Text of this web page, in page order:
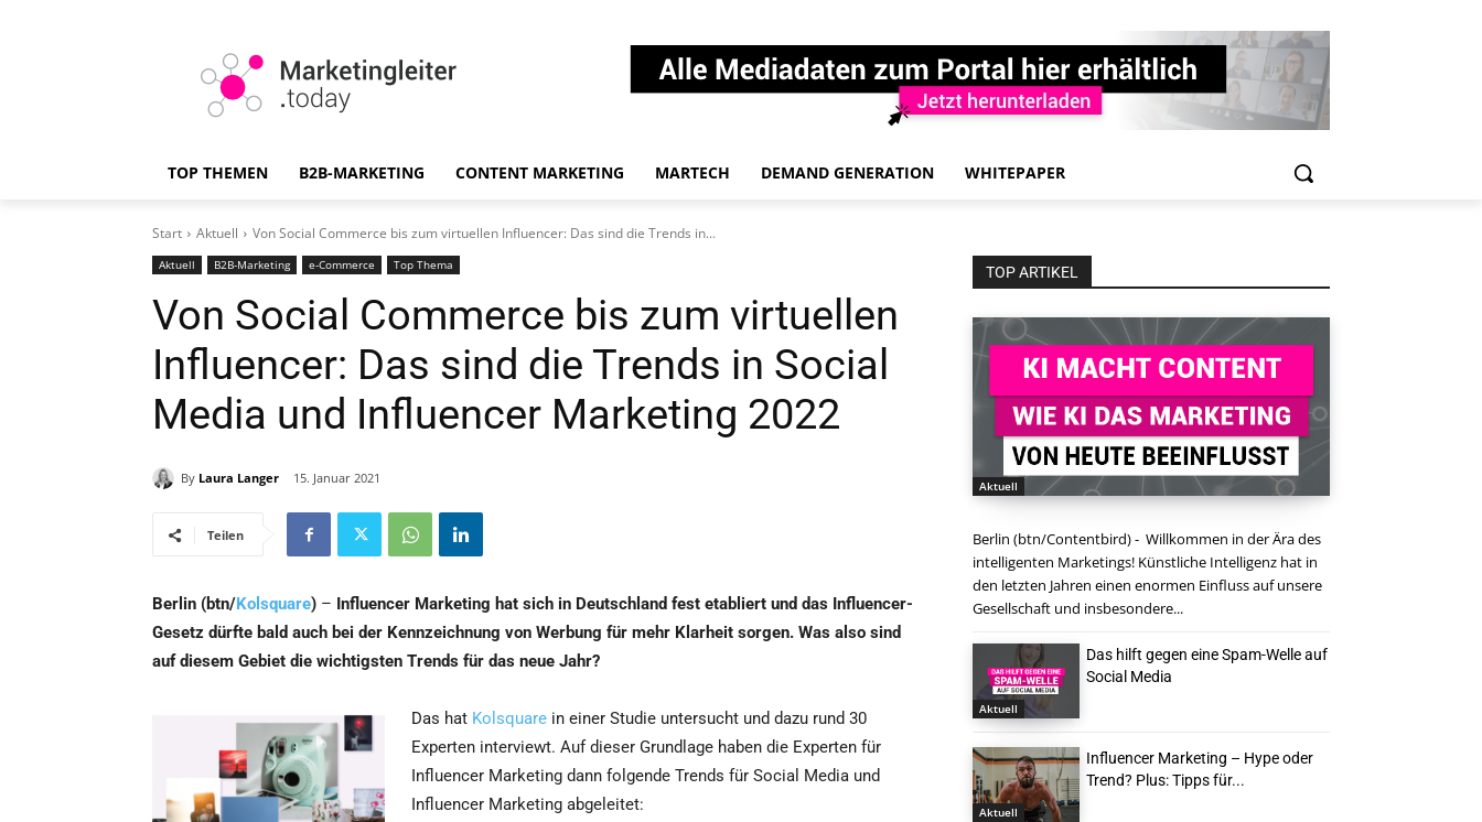
TOP THEMEN B2B-MARKETING CONTENT MARKETING MARTECH DEMAND GENERATION WHITEPAPER
Start Aktuell Von Social Commerce bis zum virtuellen Influencer: Das sind die Trends in...
Aktuell B2B-Marketing e-Commerce Top Thema
Von Social Commerce bis zum virtuellen
Influencer: Das sind die Trends in Social
Media und Influencer Marketing 2022
By Laura Langer 15. Januar 2021
Teilen
Berlin (btn/Kolsquare) – Influencer Marketing hat sich in Deutschland fest etabliert und das Influencer-
Gesetz dürfte bald auch bei der Kennzeichnung von Werbung für mehr Klarheit sorgen. Was also sind
auf diesem Gebiet die wichtigsten Trends für das neue Jahr?
Das hat Kolsquare in einer Studie untersucht und dazu rund 30
Experten interviewt. Auf dieser Grundlage haben die Experten für
Influencer Marketing dann folgende Trends für Social Media und
Influencer Marketing abgeleitet:
TOP ARTIKEL
Aktuell
Berlin (btn/Contentbird) - Willkommen in der Ära des
intelligenten Marketings! Künstliche Intelligenz hat in
den letzten Jahren einen enormen Einfluss auf unsere
Gesellschaft und insbesondere...
Aktuell
Das hilft gegen eine Spam-Welle auf
Social Media
Aktuell
Influencer Marketing – Hype oder
Trend? Plus: Tipps für...